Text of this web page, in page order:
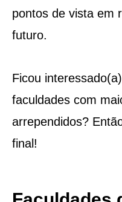
pontos de vista em
futuro.
Ficou
faculdades com
arrependidos?
final!